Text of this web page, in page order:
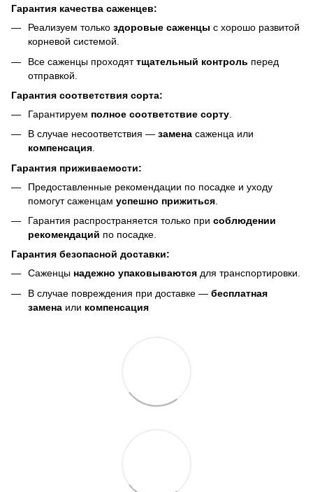
Гарантия качества саженцев:
Реализуем только здоровые саженцы с хорошо развитой
корневой системой.
Все саженцы проходяттщательный контроль перед
отправкой.
Гарантия соответствия сорта:
Гарантируем полное соответствие сорту
В случае несоответствия — замена саженца или
компенсация.
Гарантия приживаемости:
Предоставленные рекомендации по посадке и уходу
помогут саженцам успешно прижиться
Гарантия распространяется только при соблюдении
рекомендаций по посадке.
Гарантия безопасной доставки:
Саженцы надежно упаковываются для транспортировки.
В случае повреждения при доставке — бесплатная
замена или компенсация